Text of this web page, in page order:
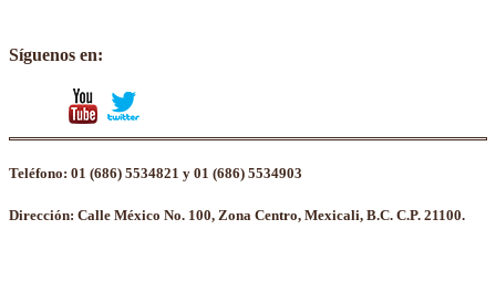
Síguenos en:
facebook
Teléfono: 01 (686) 5534821 y 01 (686) 5534903
Dirección: Calle México No. 100, Zona Centro, Mexicali, B.C. C.P. 21100.